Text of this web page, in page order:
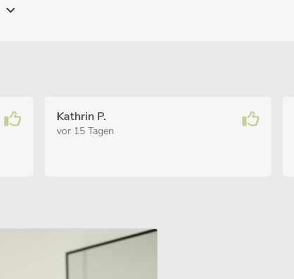
Kathrin P.
vor 15 Tagen